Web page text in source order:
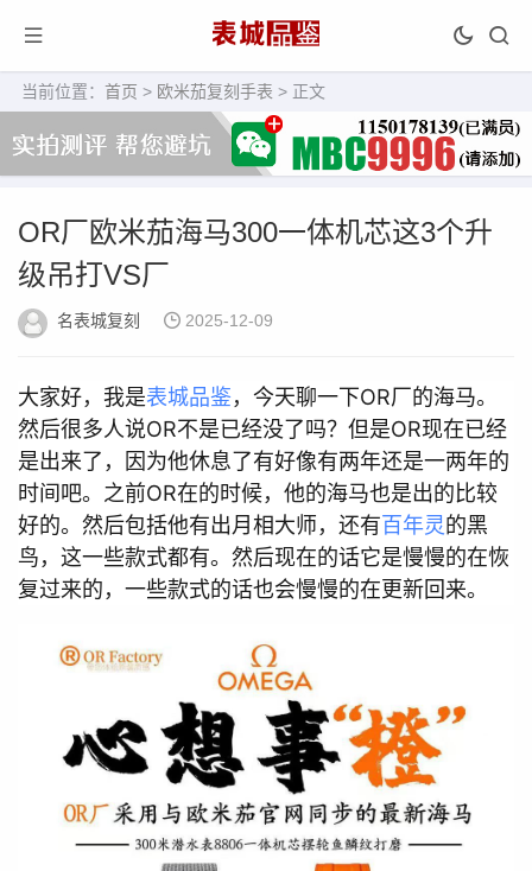
当前位置： 首页 > 欧米茄复刻手表 > 正文
OR厂欧米茄海马300一体机芯这3个升
级吊打VS厂
名表城复刻 2025-12-09
大家好，我是表城品鉴，今天聊一下OR厂的海马。
然后很多人说OR不是已经没了吗？但是OR现在已经
是出来了，因为他休息了有好像有两年还是一两年的
时间吧。之前OR在的时候，他的海马也是出的比较
好的。然后包括他有出月相大师，还有百年灵的黑
鸟，这一些款式都有。然后现在的话它是慢慢的在恢
复过来的，一些款式的话也会慢慢的在更新回来。